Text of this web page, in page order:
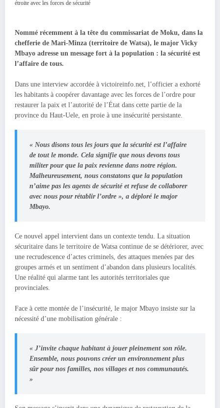
Nommé récemment à la tête du commissariat de Moku, dans la
chefferie de Mari-Minza (territoire de Watsa), le major Vicky
Mbayo adresse un message fort à la population : la sécurité est
l’affaire de tous.
Dans une interview accordée à victoireinfo.net, l’officier a exhorté
les habitants à coopérer davantage avec les forces de l’ordre pour
restaurer la paix et l’autorité de l’État dans cette partie de la
province du Haut-Uele, en proie à une insécurité persistante.
« Nous disons tous les jours que la sécurité est l’affaire
de tout le monde. Cela signifie que nous devons tous
militer pour que la paix revienne dans notre région.
Malheureusement, nous constatons que la population
n’aime pas les agents de sécurité et refuse de collaborer
avec nous pour rétablir l’ordre », a déploré le major
Mbayo.
Ce nouvel appel intervient dans un contexte tendu. La situation
sécuritaire dans le territoire de Watsa continue de se détériorer, avec
une recrudescence d’actes criminels, des attaques menées par des
groupes armés et un sentiment d’abandon dans plusieurs localités.
Une réalité qui alarme tant les autorités territoriales que
provinciales.
Face à cette montée de l’insécurité, le major Mbayo insiste sur la
nécessité d’une mobilisation générale :
« J’invite chaque habitant à jouer pleinement son rôle.
Ensemble, nous pouvons créer un environnement plus
sûr pour nos familles, nos villages et nos communautés.
»